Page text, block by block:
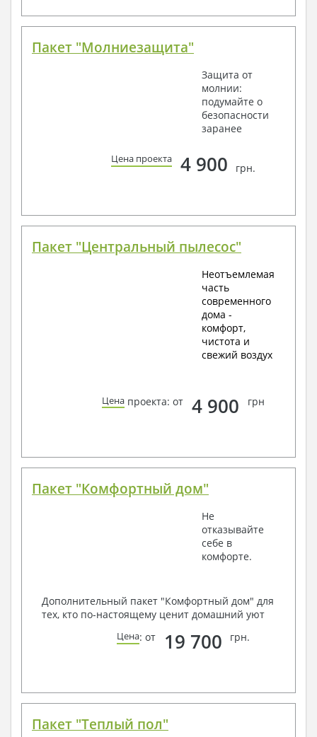
Пакет "Молниезащита"
Защита от
молнии:
подумайте о
безопасности
заранее
Цена проекта 4 900 грн.
Пакет "Центральный пылесос"
Неотъемлемая
часть
современного
дома -
комфорт,
чистота и
свежий воздух
Цена проекта: от 4 900 грн
Пакет "Комфортный дом"
Не
отказывайте
себе в
комфорте.
Дополнительный пакет "Комфортный дом" для
тех, кто по-настоящему ценит домашний уют
Цена: от 19 700 грн.
Пакет "Теплый пол"